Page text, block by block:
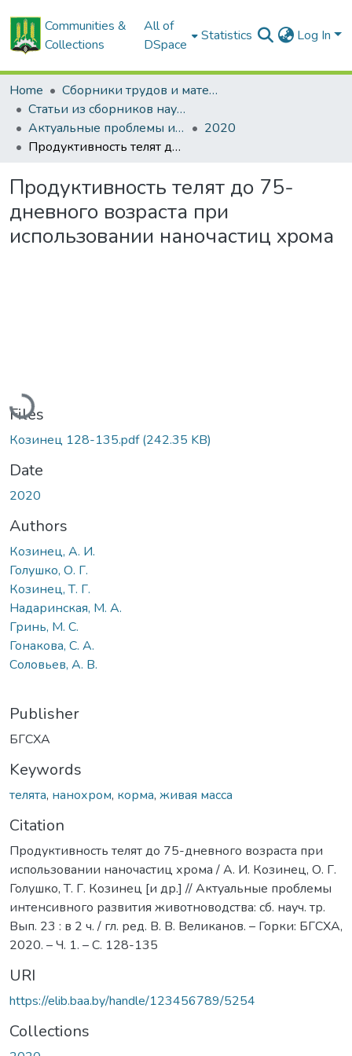
Communities &
Collections
All of
DSpace
Statistics Log In
Home
Сборники трудов и материалов конференций
Статьи из сборников научных трудов
Актуальные проблемы интенсивного развития животноводства: сб. науч. тр.
2020
Продуктивность телят до 75-дневного возраста при использовании наночастиц хрома
Продуктивность телят до 75-
дневного возраста при
использовании наночастиц хрома
Loading...
Files
Козинец 128-135.pdf(242.35 KB)
Date
2020
Authors
Козинец, А. И.
Голушко, О. Г.
Козинец, Т. Г.
Надаринская, М. А.
Гринь, М. С.
Гонакова, С. А.
Соловьев, А. В.
Publisher
БГСХА
Keywords
телята, нанохром, корма, живая масса
Citation
Продуктивность телят до 75-дневного возраста при
использовании наночастиц хрома / А. И. Козинец, О. Г.
Голушко, Т. Г. Козинец [и др.] // Актуальные проблемы
интенсивного развития животноводства: сб. науч. тр.
Вып. 23 : в 2 ч. / гл. ред. В. В. Великанов. – Горки: БГСХА,
2020. – Ч. 1. – С. 128-135
URI
https://elib.baa.by/handle/123456789/5254
Collections